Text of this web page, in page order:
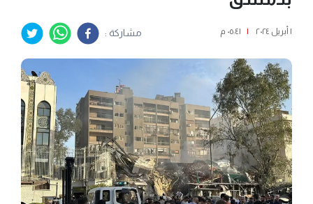
١ أبريل ٢٠٢٤ | ٠٥:٤١ م مشاركة :